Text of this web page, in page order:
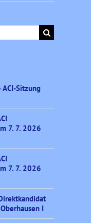
Sitzung
7. 7. 2026
7. 7. 2026
I